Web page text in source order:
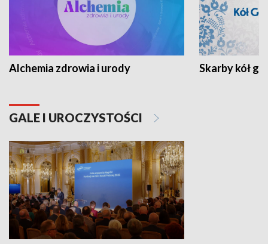
Alchemia zdrowia i urody Skarby kół
GALE I UROCZYSTOŚCI